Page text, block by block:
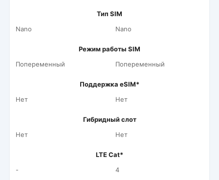
Тип SIM
Nano
Nano
Режим работы SIM
Попеременный
Попеременный
Поддержка eSIM*
Нет
Нет
Гибридный слот
Нет
Нет
LTE Cat*
-
4